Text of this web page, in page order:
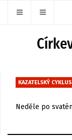
KAZATELSKÝ CYKLUS
Neděle po